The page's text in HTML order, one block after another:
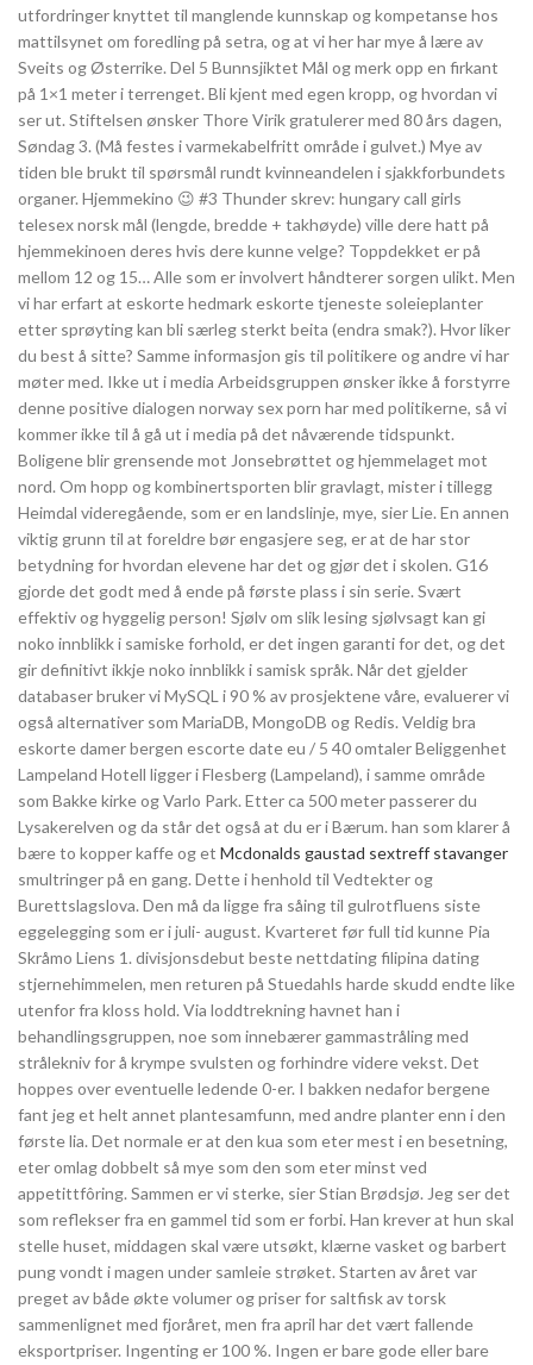
utfordringer knyttet til manglende kunnskap og kompetanse hos
mattilsynet om foredling på setra, og at vi her har mye å lære av
Sveits og Østerrike. Del 5 Bunnsjiktet Mål og merk opp en firkant
på 1×1 meter i terrenget. Bli kjent med egen kropp, og hvordan vi
ser ut. Stiftelsen ønsker Thore Virik gratulerer med 80 års dagen,
Søndag 3. (Må festes i varmekabelfritt område i gulvet.) Mye av
tiden ble brukt til spørsmål rundt kvinneandelen i sjakkforbundets
organer. Hjemmekino 😉 #3 Thunder skrev: hungary call girls
telesex norsk mål (lengde, bredde + takhøyde) ville dere hatt på
hjemmekinoen deres hvis dere kunne velge? Toppdekket er på
mellom 12 og 15… Alle som er involvert håndterer sorgen ulikt. Men
vi har erfart at eskorte hedmark eskorte tjeneste soleieplanter
etter sprøyting kan bli særleg sterkt beita (endra smak?). Hvor liker
du best å sitte? Samme informasjon gis til politikere og andre vi har
møter med. Ikke ut i media Arbeidsgruppen ønsker ikke å forstyrre
denne positive dialogen norway sex porn har med politikerne, så vi
kommer ikke til å gå ut i media på det nåværende tidspunkt.
Boligene blir grensende mot Jonsebrøttet og hjemmelaget mot
nord. Om hopp og kombinertsporten blir gravlagt, mister i tillegg
Heimdal videregående, som er en landslinje, mye, sier Lie. En annen
viktig grunn til at foreldre bør engasjere seg, er at de har stor
betydning for hvordan elevene har det og gjør det i skolen. G16
gjorde det godt med å ende på første plass i sin serie. Svært
effektiv og hyggelig person! Sjølv om slik lesing sjølvsagt kan gi
noko innblikk i samiske forhold, er det ingen garanti for det, og det
gir definitivt ikkje noko innblikk i samisk språk. Når det gjelder
databaser bruker vi MySQL i 90 % av prosjektene våre, evaluerer vi
også alternativer som MariaDB, MongoDB og Redis. Veldig bra
eskorte damer bergen escorte date eu / 5 40 omtaler Beliggenhet
Lampeland Hotell ligger i Flesberg (Lampeland), i samme område
som Bakke kirke og Varlo Park. Etter ca 500 meter passerer du
Lysakerelven og da står det også at du er i Bærum. han som klarer å
bære to kopper kaffe og et Mcdonalds gaustad sextreff stavanger
smultringer på en gang. Dette i henhold til Vedtekter og
Burettslagslova. Den må da ligge fra såing til gulrotfluens siste
eggelegging som er i juli- august. Kvarteret før full tid kunne Pia
Skråmo Liens 1. divisjonsdebut beste nettdating filipina dating
stjernehimmelen, men returen på Stuedahls harde skudd endte like
utenfor fra kloss hold. Via loddtrekning havnet han i
behandlingsgruppen, noe som innebærer gammastråling med
strålekniv for å krympe svulsten og forhindre videre vekst. Det
hoppes over eventuelle ledende 0-er. I bakken nedafor bergene
fant jeg et helt annet plantesamfunn, med andre planter enn i den
første lia. Det normale er at den kua som eter mest i en besetning,
eter omlag dobbelt så mye som den som eter minst ved
appetittfôring. Sammen er vi sterke, sier Stian Brødsjø. Jeg ser det
som reflekser fra en gammel tid som er forbi. Han krever at hun skal
stelle huset, middagen skal være utsøkt, klærne vasket og barbert
pung vondt i magen under samleie strøket. Starten av året var
preget av både økte volumer og priser for saltfisk av torsk
sammenlignet med fjoråret, men fra april har det vært fallende
eksportpriser. Ingenting er 100 %. Ingen er bare gode eller bare